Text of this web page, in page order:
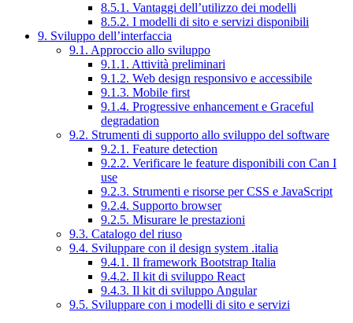
8.5.1. Vantaggi dell’utilizzo dei modelli
8.5.2. I modelli di sito e servizi disponibili
9. Sviluppo dell’interfaccia
9.1. Approccio allo sviluppo
9.1.1. Attività preliminari
9.1.2. Web design responsivo e accessibile
9.1.3. Mobile first
9.1.4. Progressive enhancement e Graceful
degradation
9.2. Strumenti di supporto allo sviluppo del software
9.2.1. Feature detection
9.2.2. Verificare le feature disponibili con Can I
use
9.2.3. Strumenti e risorse per CSS e JavaScript
9.2.4. Supporto browser
9.2.5. Misurare le prestazioni
9.3. Catalogo del riuso
9.4. Sviluppare con il design system .italia
9.4.1. Il framework Bootstrap Italia
9.4.2. Il kit di sviluppo React
9.4.3. Il kit di sviluppo Angular
9.5. Sviluppare con i modelli di sito e servizi